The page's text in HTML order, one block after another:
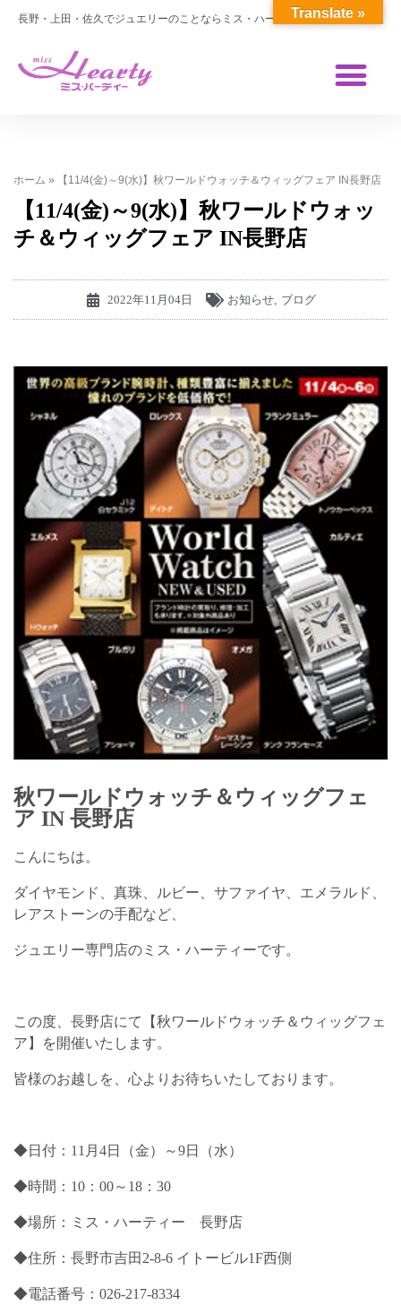
長野・上田・佐久でジュエリーのことならミス・ハーティー
ホーム » 【11/4(金)～9(水)】秋ワールドウォッチ＆ウィッグフェア IN長野店
【11/4(金)～9(水)】秋ワールドウォッ
チ＆ウィッグフェア IN長野店
2022年11月04日 お知らせ, ブログ
秋ワールドウォッチ＆ウィッグフェ
ア IN 長野店
こんにちは。
ダイヤモンド、真珠、ルビー、サファイヤ、エメラルド、
レアストーンの手配など、
ジュエリー専門店のミス・ハーティーです。
この度、長野店にて【秋ワールドウォッチ＆ウィッグフェ
ア】を開催いたします。
皆様のお越しを、心よりお待ちいたしております。
◆日付：11月4日（金）～9日（水）
◆時間：10：00～18：30
◆場所：ミス・ハーティー 長野店
◆住所：長野市吉田2-8-6 イトービル1F西側
◆電話番号：026-217-8334
Translate »